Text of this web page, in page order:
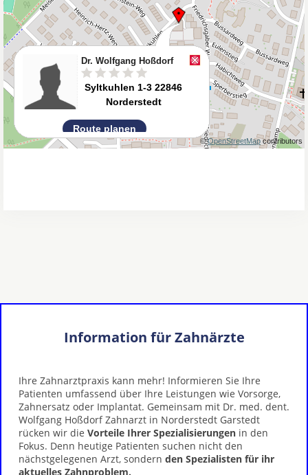
Information für Zahnärzte
Ihre Zahnarztpraxis kann mehr! Informieren Sie Ihre
Patienten umfassend über Ihre Leistungen wie Vorsorge,
Zahnersatz oder Implantat. Gemeinsam mit Dr. med. dent.
Wolfgang Hoßdorf Zahnarzt in Norderstedt Garstedt
rücken wir die Vorteile Ihrer Spezialisierungen in den
Fokus. Denn heutige Patienten suchen nicht den
nächstgelegenen Arzt, sondern den Spezialisten für ihr
aktuelles Zahnproblem.